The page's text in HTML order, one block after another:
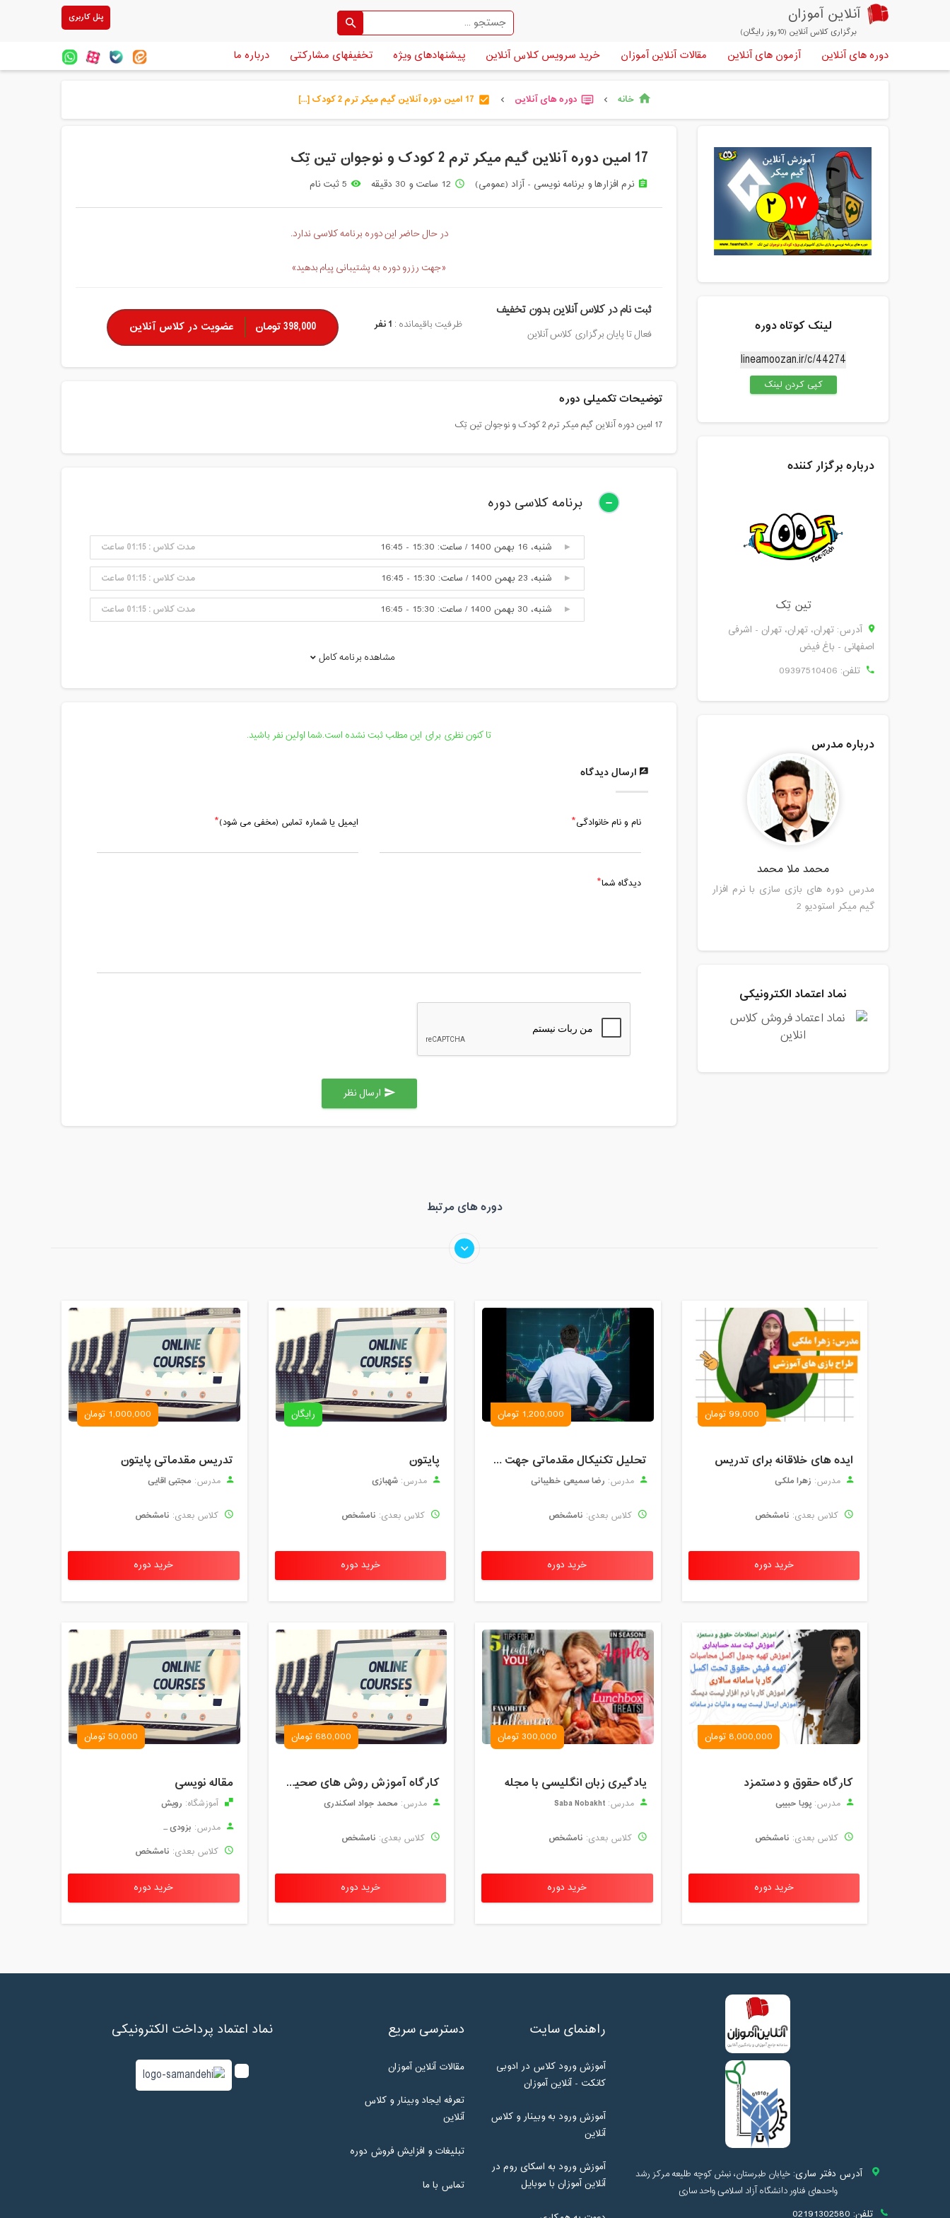
آنلاین آموزان
برگزاری کلاس آنلاین (10روز رایگان)
پنل کاربری
دوره های آنلاین آزمون های آنلاین مقالات آنلاین آموزان خرید سرویس کلاس آنلاین پیشنهادهای ویژه تخفیفهای مشارکتی درباره ما
home خانه chevron_left
dvr دوره های آنلاین chevron_left
check_box
17 امین دوره آنلاین گیم میکر ترم 2 کودک و نوجوان تین تِک
assignment نرم افزارها و برنامه نویسی - آزاد (عمومی) access_time 12 ساعت و 30 دقیقه remove_red_eye 5 ثبت نام
در حال حاضر این دوره برنامه کلاسی ندارد.
«جهت رزرو دوره به پشتیبانی پیام بدهید»
ثبت نام در کلاس آنلاین بدون تخفیف
فعال تا پایان برگزاری کلاس آنلاین
ظرفیت باقیمانده : 1 نفر 398,000 تومان عضویت در کلاس آنلاین
توضیحات تکمیلی دوره
17 امین دوره آنلاین گیم میکر ترم 2 کودک و نوجوان تین تِک
برنامه کلاسی دوره
شنبه، 16 بهمن 1400 / ساعت: 15:30 - 16:45 مدت کلاس : 01:15 ساعت
شنبه، 23 بهمن 1400 / ساعت: 15:30 - 16:45 مدت کلاس : 01:15 ساعت
شنبه، 30 بهمن 1400 / ساعت: 15:30 - 16:45 مدت کلاس : 01:15 ساعت
مشاهده برنامه کامل
تا کنون نظری برای این مطلب ثبت نشده است.شما اولین نفر باشید.
ارسال دیدگاه
نام و نام خانوادگی ایمیل یا شماره تماس (مخفی می شود)
دیدگاه شما
send
لینک کوتاه دوره
کپی کردن لینک
درباره برگزار کننده
تین تِک
آدرس: تهران، تهران، تهران - اشرفی
اصفهانی - باغ فیض
تلفن: 09397510406
درباره مدرس
محمد ملا محمد
مدرس دوره های بازی سازی با نرم افزار
گیم میکر استودیو 2
نماد اعتماد الکترونیکی
دوره های مرتبط
99,000 تومان
ایده های خلاقانه برای تدریس
مدرس: زهرا ملکی
کلاس بعدی: نامشخص
خرید دوره
1,200,000 تومان
تحلیل تکنیکال مقدماتی جهت ورود به بازار های مالی (رمز ارز و فارکس )
مدرس: رضا سمیعی خطیبانی
کلاس بعدی: نامشخص
خرید دوره
رایگان
پایتون
مدرس: شهبازی
کلاس بعدی: نامشخص
خرید دوره
1,000,000 تومان
تدریس مقدماتی پایتون
مدرس: مجتبی اقایی
کلاس بعدی: نامشخص
خرید دوره
8,000,000 تومان
کارگاه حقوق و دستمزد
مدرس: پویا حبیبی
کلاس بعدی: نامشخص
خرید دوره
300,000 تومان
یادگیری زبان انگلیسی با مجله
مدرس: Saba Nobakht
کلاس بعدی: نامشخص
خرید دوره
680,000 تومان
کارگاه آموزش روش های صحیح درس خواندن همراه با یادگیری بدون فراموشی
مدرس: محمد جواد اسکندری
کلاس بعدی: نامشخص
خرید دوره
50,000 تومان
مقاله نویسی
آموزشگاه: رویش
مدرس: بزودی ...
کلاس بعدی: نامشخص
خرید دوره
آدرس دفتر ساری: خیابان طبرستان، نبش کوچه طلیعه مرکز رشد
واحدهای فناور دانشگاه آزاد اسلامی واحد ساری
تلفن: 02191302580
راهنمای سایت
آموزش ورود کلاس در ادوبی
کانکت - آنلاین آموزان
آموزش ورود به وبینار و کلاس
آنلاین
آموزش ورود به اسکای روم در
آنلاین آموزان با موبایل
دسترسی سریع
مقالات آنلاین آموزان
تعرفه ایجاد وبینار و کلاس
آنلاین
تبلیغات و افزایش فروش دوره
تماس با ما
نماد اعتماد پرداخت الکترونیکی